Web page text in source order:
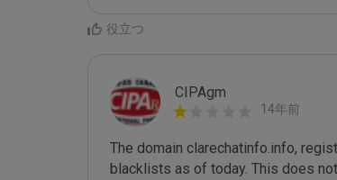
役立つ
CIPAgm
14年前
The domain clarechatinfo.info,
blacklists as of today. This does